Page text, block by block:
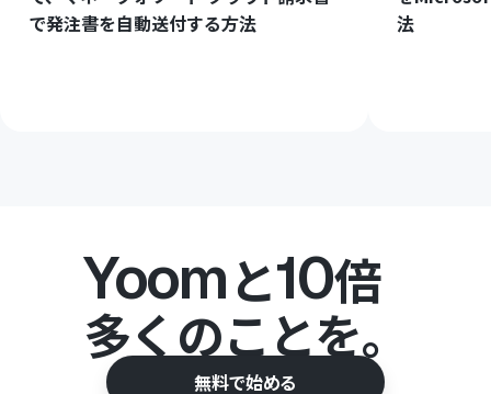
で発注書を自動送付する方法
法
Yoomと10倍
多くのことを。
無料で始める